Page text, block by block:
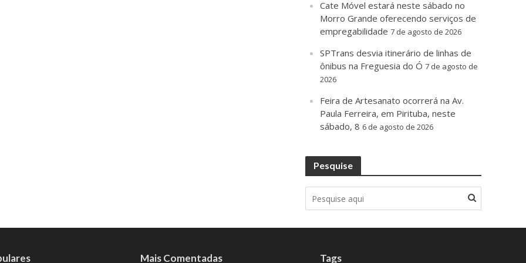
Cate Móvel estará neste sábado no
Morro Grande oferecendo serviços de
empregabilidade 7 de agosto de 2026
SPTrans desvia itinerário de linhas de
ônibus na Freguesia do Ó 7 de agosto de
2026
Feira de Artesanato ocorrerá na Av.
Paula Ferreira, em Pirituba, neste
sábado, 8 6 de agosto de 2026
Pesquise
Mais Comentadas Tags